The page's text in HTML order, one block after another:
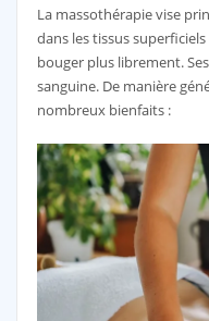
La massothérapie vise
dans les tissus
bouger plus librement.
sanguine. De manière
nombreux bienfaits :